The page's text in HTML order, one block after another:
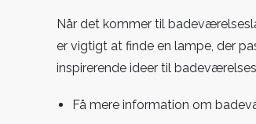
Når det kommer til
er vigtigt at finde en lampe, der
inspirerende ideer til
Få mere information om